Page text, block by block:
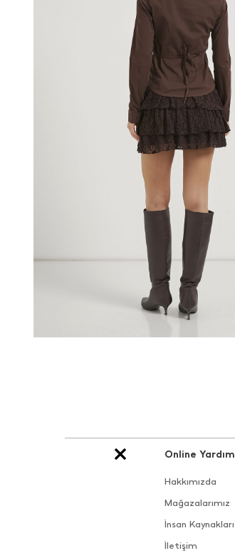
Online Yardım
Hakkımızda
Mağazalarımız
İnsan Kaynakları
İletişim